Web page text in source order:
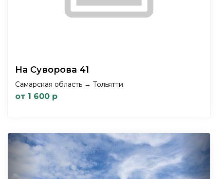
На Суворова 41
Самарская область → Тольятти
от 1 600 р